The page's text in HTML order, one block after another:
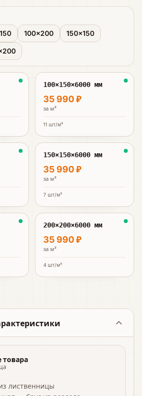
100×200 150×150
100×150×6000 мм
35 990 ₽
за м³
11 шт/м³
150×150×6000 мм
35 990 ₽
за м³
7 шт/м³
200×200×6000 мм
35 990 ₽
за м³
4 шт/м³
товара
лиственницы